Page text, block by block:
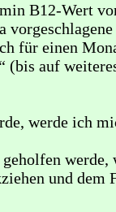
B12-Wert
für einen
(bis auf
werde ich
werde,
und dem